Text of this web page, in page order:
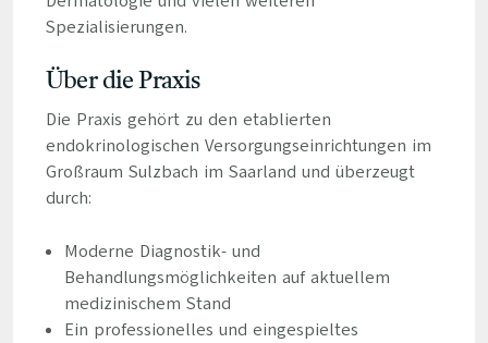
Spezialisierungen.
Über die Praxis
Die Praxis gehört zu den etablierten
endokrinologischen Versorgungseinrichtungen im
Großraum Sulzbach im Saarland und überzeugt
durch:
Moderne Diagnostik- und
Behandlungsmöglichkeiten auf aktuellem
medizinischem Stand
Ein professionelles und eingespieltes